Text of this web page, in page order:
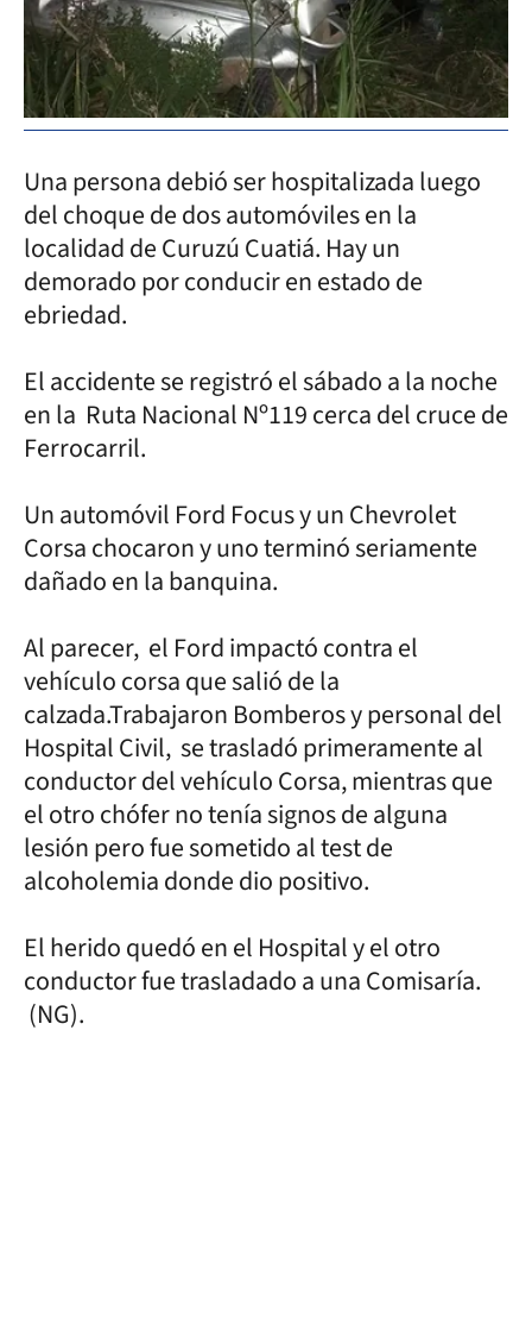
Una persona debió ser hospitalizada luego
del choque de dos automóviles en la
localidad de Curuzú Cuatiá. Hay un
demorado por conducir en estado de
ebriedad.
El accidente se registró el sábado a la noche
en la Ruta Nacional Nº119 cerca del cruce de
Ferrocarril.
Un automóvil Ford Focus y un Chevrolet
Corsa chocaron y uno terminó seriamente
dañado en la banquina.
Al parecer, el Ford impactó contra el
vehículo corsa que salió de la
calzada.Trabajaron Bomberos y personal del
Hospital Civil, se trasladó primeramente al
conductor del vehículo Corsa, mientras que
el otro chófer no tenía signos de alguna
lesión pero fue sometido al test de
alcoholemia donde dio positivo.
El herido quedó en el Hospital y el otro
conductor fue trasladado a una Comisaría.
(NG).